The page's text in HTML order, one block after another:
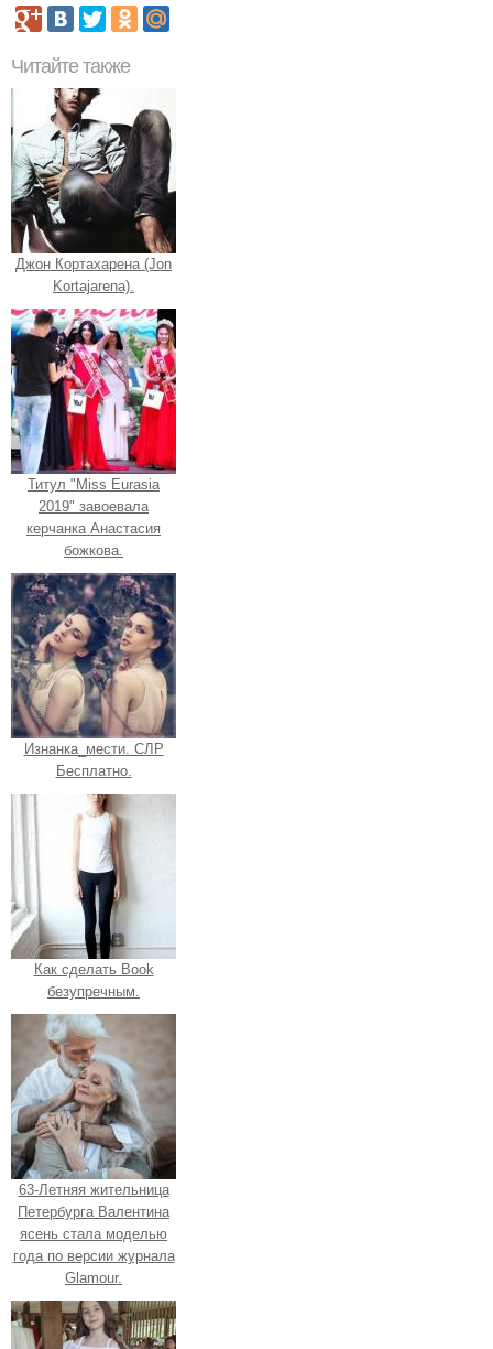
Читайте также
Джон Кортахарена (Jon
Kortajarena).
Титул "Miss Eurasia
2019" завоевала
керчанка Анастасия
божкова.
Изнанка_мести. СЛР
Бесплатно.
Как сделать Book
безупречным.
63-Летняя жительница
Петербурга Валентина
ясень стала моделью
года по версии журнала
Glamour.